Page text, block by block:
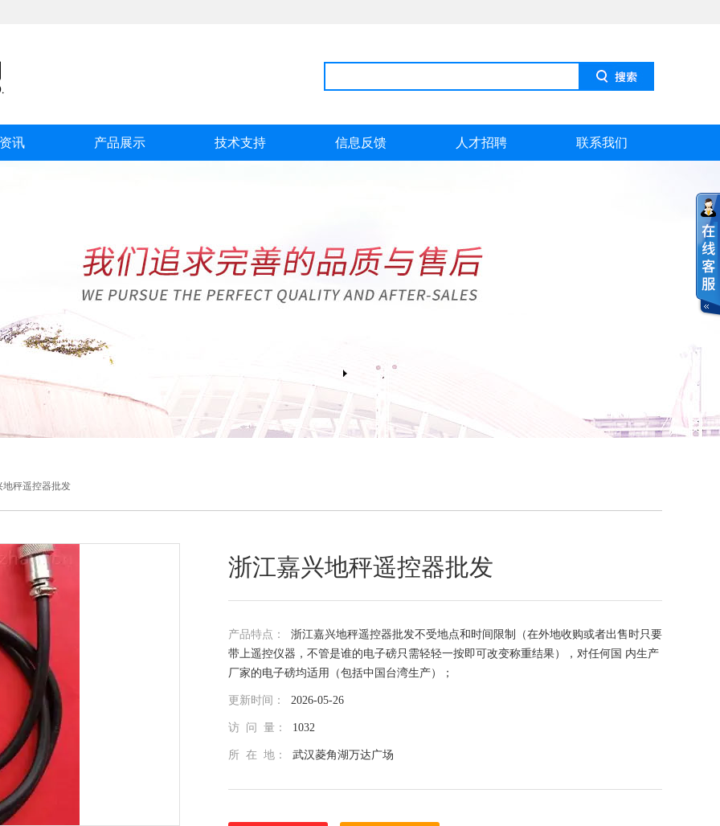
讯 产品展示 技术支持 信息反馈 人才招聘 联系我们
秤遥控器批发
浙江嘉兴地秤遥控器批发
产品特点： 浙江嘉兴地秤遥控器批发不受地点和时间限制（在外地收购或者出售时只要
带上遥控仪器，不管是谁的电子磅只需轻轻一按即可改变称重结果），对任何国 内生产
厂家的电子磅均适用（包括中国台湾生产）；
更新时间： 2026-05-26
访 问 量： 1032
所 在 地： 武汉菱角湖万达广场